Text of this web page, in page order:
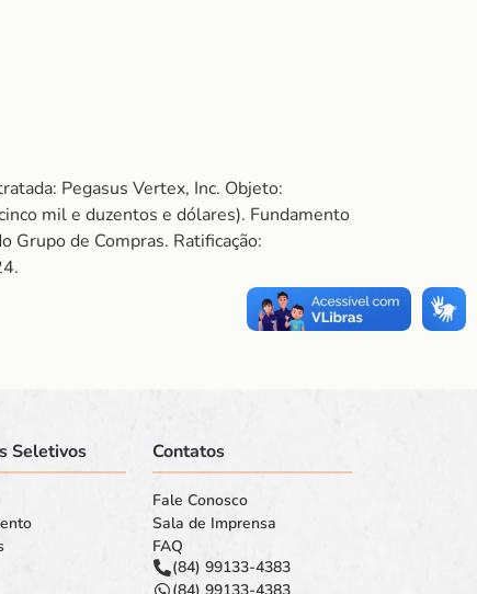
Pegasus Vertex, Inc. Objeto:
mil e duzentos e dólares). Fundamento
Grupo de Compras. Ratificação:
Seletivos Contatos
Fale Conosco
Sala de Imprensa
FAQ
(84) 99133-4383